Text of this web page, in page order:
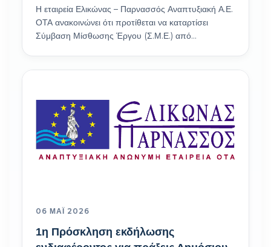
Η εταιρεία Ελικώνας – Παρνασσός Αναπτυξιακή Α.Ε.
ΟΤΑ ανακοινώνει ότι προτίθεται να καταρτίσει
Σύμβαση Μίσθωσης Έργου (Σ.Μ.Ε.) από…
06 ΜΆΙ 2026
1η Πρόσκληση εκδήλωσης